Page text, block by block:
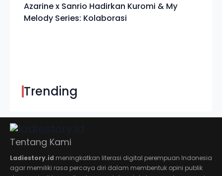
Azarine x Sanrio Hadirkan Kuromi & My
Melody Series: Kolaborasi
Trending
Tentang Kami
Ladiestory.id meningkatkan literasi digital perempuan Indonesia
agar memiliki rasa percaya diri dalam membentuk opini publik